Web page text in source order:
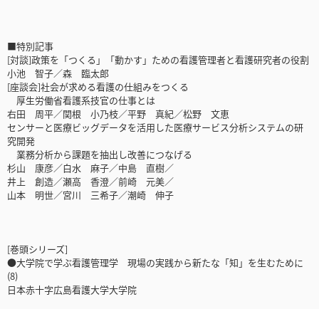
■特別記事
[対談]政策を「つくる」「動かす」ための看護管理者と看護研究者の役割
小池 智子／森 臨太郎
[座談会]社会が求める看護の仕組みをつくる
厚生労働省看護系技官の仕事とは
右田 周平／関根 小乃枝／平野 真紀／松野 文恵
センサーと医療ビッグデータを活用した医療サービス分析システムの研
究開発
業務分析から課題を抽出し改善につなげる
杉山 康彦／白水 麻子／中島 直樹／
井上 創造／瀬高 香澄／前崎 元美／
山本 明世／宮川 三希子／潮崎 伸子
[巻頭シリーズ]
●大学院で学ぶ看護管理学 現場の実践から新たな「知」を生むために
(8)
日本赤十字広島看護大学大学院